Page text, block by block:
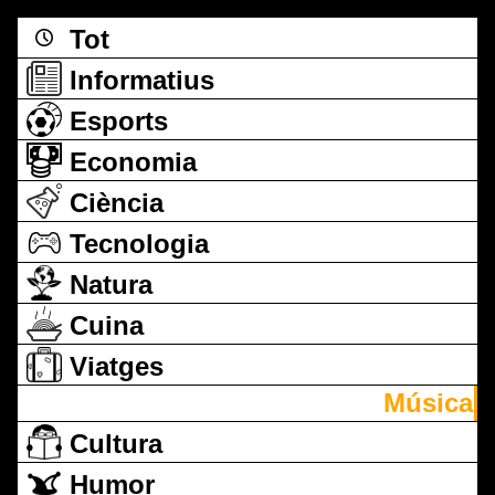
Tot
Informatius
Esports
Economia
Ciència
Tecnologia
Natura
Cuina
Viatges
Música
Cultura
Humor